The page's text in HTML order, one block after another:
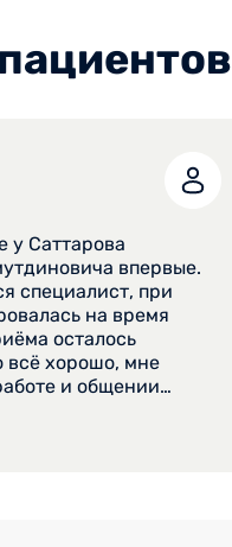
у Саттарова
специалист, при
на время
осталось
и общении
проблему и назначил